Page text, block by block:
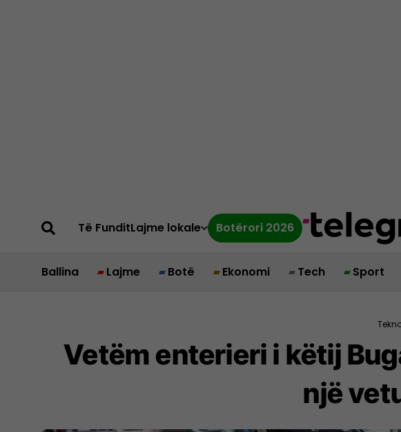
Të FunditLajme lokale Botërori 2026
Ballina Lajme Botë Ekonomi Tech Sport
Vetëm enterieri i këtij
një